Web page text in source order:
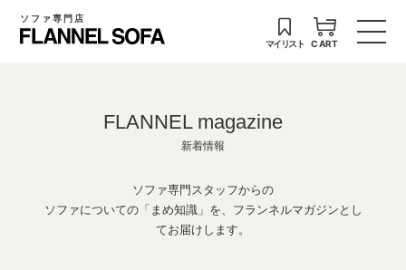
ソファ専門店
マイリスト CART
FLANNEL magazine
新着情報
ソファ専門スタッフからの
ソファについての「まめ知識」を、フランネルマガジンとし
てお届けします。